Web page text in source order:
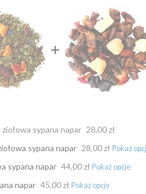
sypana napar 28,00 zł
sypana napar 28,00 zł
sypana napar 44,00 zł
napar 45,00 zł